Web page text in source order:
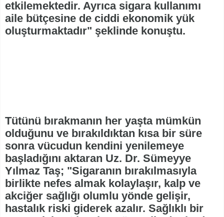
etkilemektedir. Ayrıca sigara kullanımı
aile bütçesine de ciddi ekonomik yük
oluşturmaktadır" şeklinde konuştu.
Tütünü bırakmanın her yaşta mümkün
olduğunu ve bırakıldıktan kısa bir süre
sonra vücudun kendini yenilemeye
başladığını aktaran Uz. Dr. Sümeyye
Yılmaz Taş; "Sigaranın bırakılmasıyla
birlikte nefes almak kolaylaşır, kalp ve
akciğer sağlığı olumlu yönde gelişir,
hastalık riski giderek azalır. Sağlıklı bir